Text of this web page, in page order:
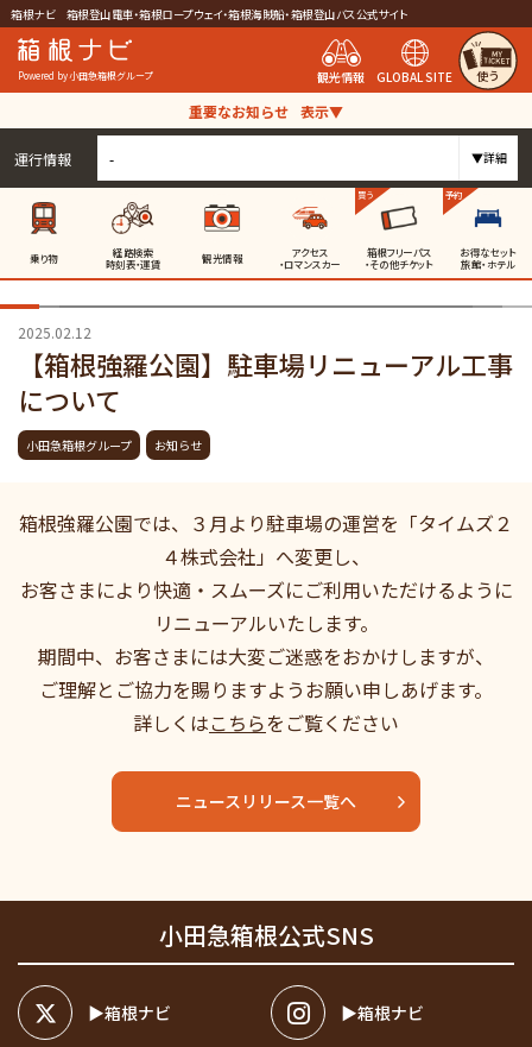
箱根ナビ 箱根登山電車・箱根ロープウェイ・箱根海賊船・箱根登山バス公式サイト
Powered by 小田急箱根グループ 観光情報 GLOBAL SITE 使う
重要なお知らせ 表示▼
運行情報 - ▼詳細
乗り物 経路検索
時刻表・運賃 観光情報 アクセス
・ロマンスカー
買う
箱根フリーパス
・その他チケット
予約
お得なセット
旅館・ホテル
2025.02.12
【箱根強羅公園】駐車場リニューアル工事
について
小田急箱根グループ お知らせ
箱根強羅公園では、３月より駐車場の運営を「タイムズ２
４株式会社」へ変更し、
お客さまにより快適・スムーズにご利用いただけるように
リニューアルいたします。
期間中、お客さまには大変ご迷惑をおかけしますが、
ご理解とご協力を賜りますようお願い申しあげます。
詳しくはこちらをご覧ください
ニュースリリース一覧へ
小田急箱根公式SNS
箱根ナビ 箱根ナビ